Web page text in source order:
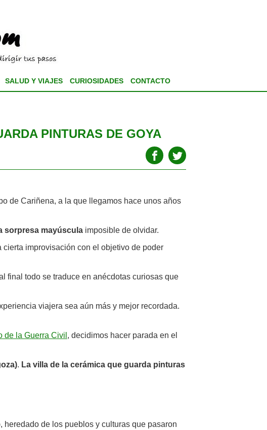
SALUD Y VIAJES CURIOSIDADES CONTACTO
PINTURAS DE GOYA
de Cariñena, a la que llegamos hace unos años
sorpresa mayúscula imposible de olvidar.
improvisación con el objetivo de poder
final todo se traduce en anécdotas curiosas que
viajera sea aún más y mejor recordada.
de la Guerra Civil , decidimos hacer parada en el
. La villa de la cerámica que guarda pinturas
de los pueblos y culturas que pasaron